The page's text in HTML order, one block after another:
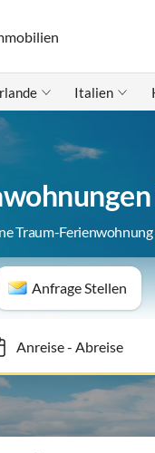
Italien
Traum-
Anfrage Stellen
Anreise-Abreise